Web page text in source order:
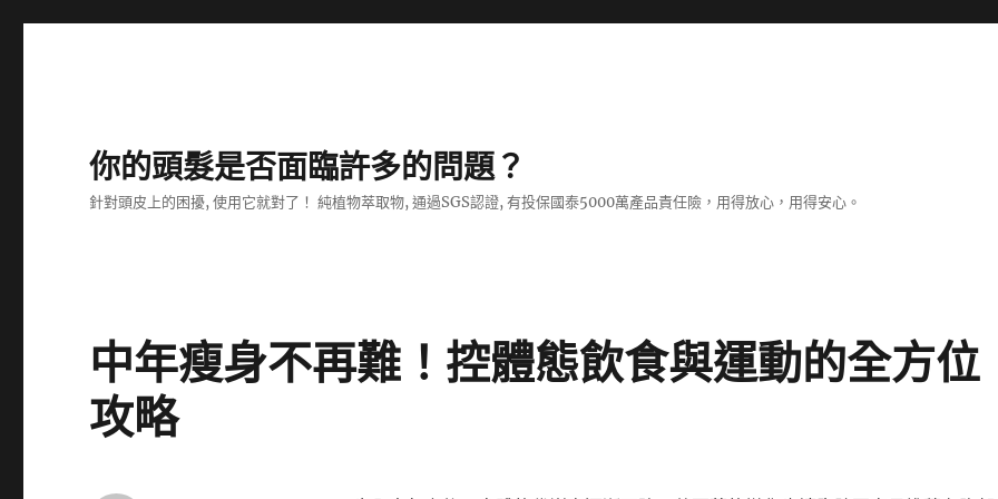
你的頭髮是否面臨許多的問題？
針對頭皮上的困擾, 使用它就對了！ 純植物萃取物, 通過SGS認證, 有投保國泰5000萬產品責任險，用得放心，用得安心。
中年瘦身不再難！控體態飲食與運動的全方位
攻略